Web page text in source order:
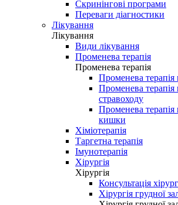
Скринінгові програми
Переваги діагностики
Лікування
Лікування
Види лікування
Променева терапія
Променева терапія
Променева
Променева терапія
стравоходу
Променева
кишки
Хіміотерапія
Таргетна терапія
Імунотерапія
Хірургія
Хірургія
Консультація
Хірургія грудної